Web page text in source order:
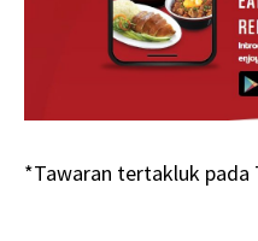
*Tawaran tertakluk pada